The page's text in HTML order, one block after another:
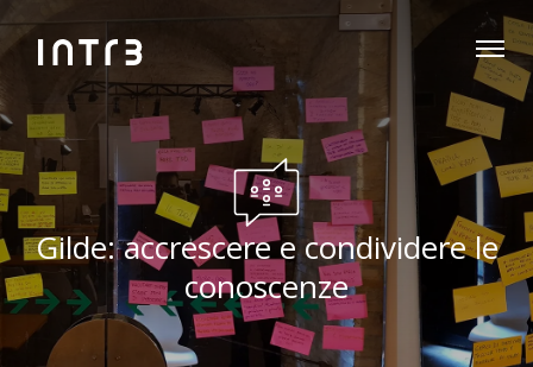
Gilde: accrescere e condividere le
conoscenze